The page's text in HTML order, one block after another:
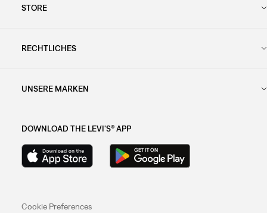
STORE
RECHTLICHES
UNSERE MARKEN
DOWNLOAD THE LEVI'S® APP
Cookie Preferences